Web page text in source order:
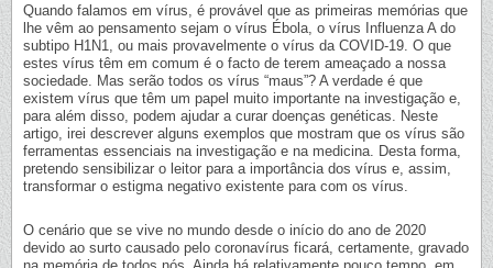
Quando falamos em vírus, é provável que as primeiras memórias que
lhe vêm ao pensamento sejam o vírus Ébola, o vírus Influenza A do
subtipo H1N1, ou mais provavelmente o vírus da COVID-19. O que
estes vírus têm em comum é o facto de terem ameaçado a nossa
sociedade. Mas serão todos os vírus “maus”? A verdade é que
existem vírus que têm um papel muito importante na investigação e,
para além disso, podem ajudar a curar doenças genéticas. Neste
artigo, irei descrever alguns exemplos que mostram que os vírus são
ferramentas essenciais na investigação e na medicina. Desta forma,
pretendo sensibilizar o leitor para a importância dos vírus e, assim,
transformar o estigma negativo existente para com os vírus.
O cenário que se vive no mundo desde o início do ano de 2020
devido ao surto causado pelo coronavírus ficará, certamente, gravado